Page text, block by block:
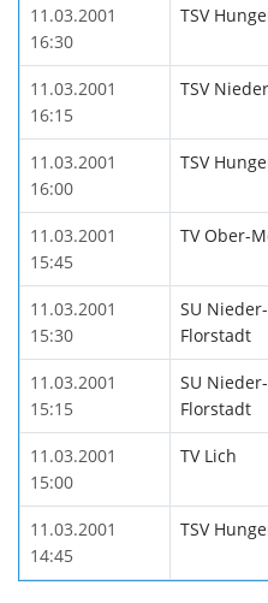
11.03.2001
16:30
TSV
11.03.2001
16:15
TSV
11.03.2001
16:00
TSV
11.03.2001
15:45
TV Ober-
11.03.2001
15:30
SU Nieder-
Florstadt
11.03.2001
15:15
SU Nieder-
Florstadt
11.03.2001
15:00
TV Lich
11.03.2001
14:45
TSV